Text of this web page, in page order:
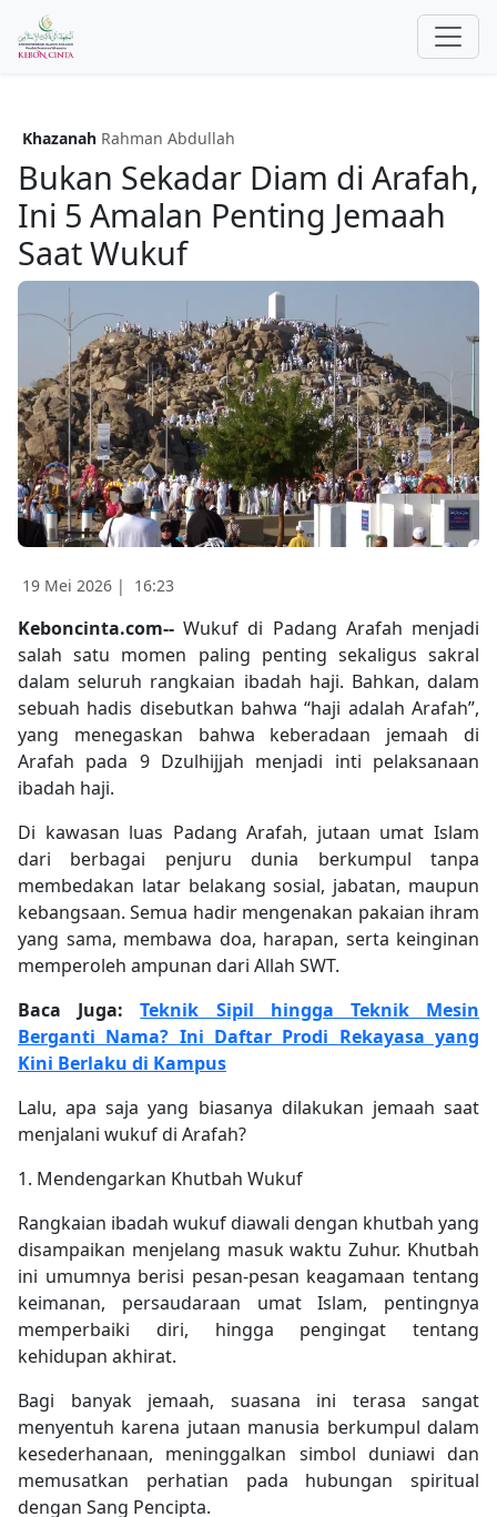
Khazanah Rahman Abdullah
Bukan Sekadar Diam di Arafah,
Ini 5 Amalan Penting Jemaah
Saat Wukuf
19 Mei 2026 | 16:23
Keboncinta.com--Wukuf di Padang Arafah menjadi
salah satu momen paling penting sekaligus sakral
dalam seluruh rangkaian ibadah haji. Bahkan, dalam
sebuah hadis disebutkan bahwa “haji adalah Arafah”,
yang menegaskan bahwa keberadaan jemaah di
Arafah pada 9 Dzulhijjah menjadi inti pelaksanaan
ibadah haji.
Di kawasan luas Padang Arafah, jutaan umat Islam
dari berbagai penjuru dunia berkumpul tanpa
membedakan latar belakang sosial, jabatan, maupun
kebangsaan. Semua hadir mengenakan pakaian ihram
yang sama, membawa doa, harapan, serta keinginan
memperoleh ampunan dari Allah SWT.
Baca Juga:Teknik Sipil hingga Teknik Mesin
Berganti Nama? Ini Daftar Prodi Rekayasa yang
Kini Berlaku di Kampus
Lalu, apa saja yang biasanya dilakukan jemaah saat
menjalani wukuf di Arafah?
1. Mendengarkan Khutbah Wukuf
Rangkaian ibadah wukuf diawali dengan khutbah yang
disampaikan menjelang masuk waktu Zuhur. Khutbah
ini umumnya berisi pesan-pesan keagamaan tentang
keimanan, persaudaraan umat Islam, pentingnya
memperbaiki diri, hingga pengingat tentang
kehidupan akhirat.
Bagi banyak jemaah, suasana ini terasa sangat
menyentuh karena jutaan manusia berkumpul dalam
kesederhanaan, meninggalkan simbol duniawi dan
memusatkan perhatian pada hubungan spiritual
dengan Sang Pencipta.